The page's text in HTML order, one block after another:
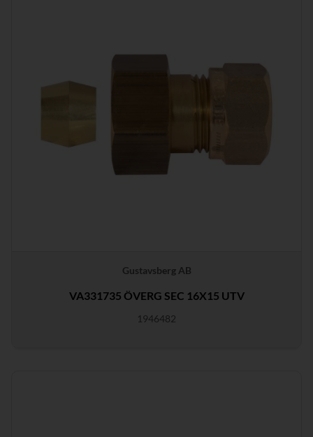
Gustavsberg AB
VA331735 ÖVERG SEC 16X15 UTV
1946482